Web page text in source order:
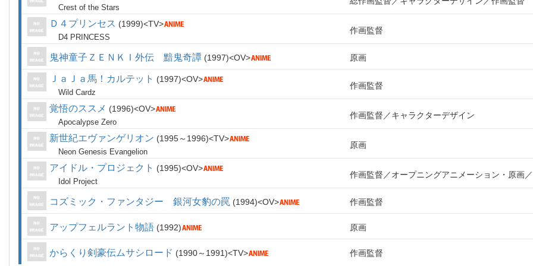
Crest of the Stars
Ｄ４プリンセス 1999 TV
D4 PRINCESS
作画監督
鬼神童子ＺＥＮＫＩ外伝 黯鬼奇譚 1997 OV 原画
ＪａＪａ馬！カルテット 1997 OV
Wild Cardz
作画監督
覚悟のススメ 1996 OV
Apocalypse Zero
作画監督 キャラクターデザイン
新世紀エヴァンゲリオン 1995～1996 TV
Neon Genesis Evangelion
原画
アイドル・プロジェクト 1995 OV
Idol Project
作画監督 オープニングアニメーション・原画
コズミック・ファンタジー 銀河女豹の罠 1994 OV 作画監督
アップフェルラント物語 1992 原画
からくり剣豪伝ムサシロード 1990～1991 TV 作画監督